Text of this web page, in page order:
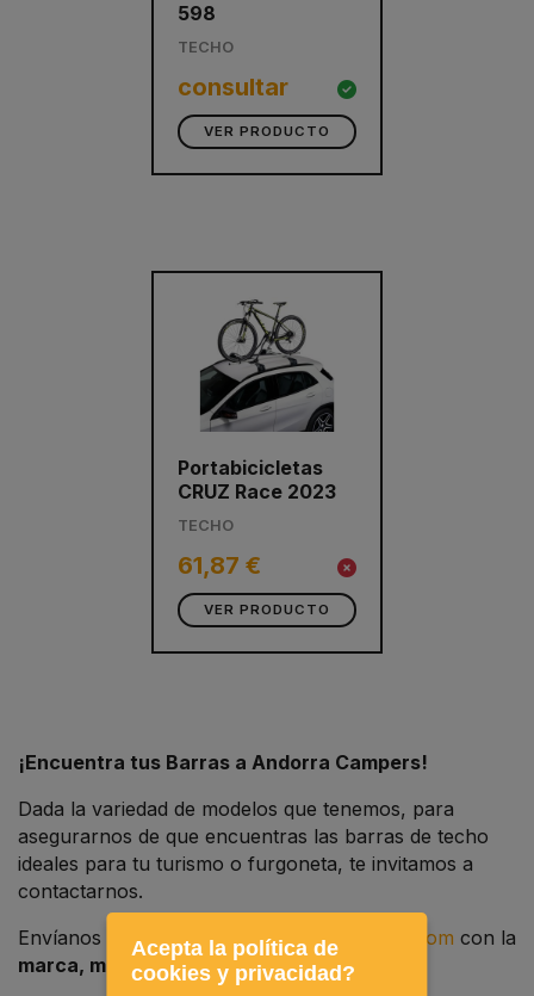
598
TECHO
consultar
VER PRODUCTO
Portabicicletas
CRUZ Race 2023
TECHO
61,87 €
VER PRODUCTO
¡Encuentra tus Barras a Andorra Campers!
Dada la variedad de modelos que tenemos, para
asegurarnos de que encuentras las barras de techo
ideales para tu turismo o furgoneta, te invitamos a
contactarnos.
Envíanos un email a info@andorracampers.com con la
marca, modelo y año de tu vehículo
Acepta la política de
cookies y privacidad?